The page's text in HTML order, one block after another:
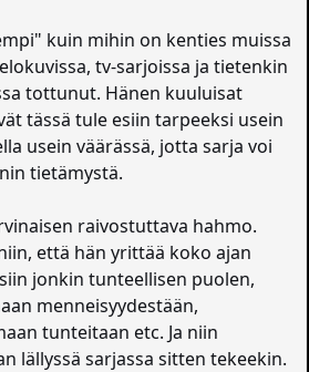
kuin mihin on kenties muissa
tv-sarjoissa ja tietenkin
tottunut. Hänen kuuluisat
tässä tule esiin tarpeeksi usein
usein väärässä, jotta sarja voi
tietämystä.
raivostuttava hahmo.
että hän yrittää koko ajan
jonkin tunteellisen puolen,
menneisyydestään,
tunteitaan etc. Ja niin
lällyssä sarjassa sitten tekeekin.